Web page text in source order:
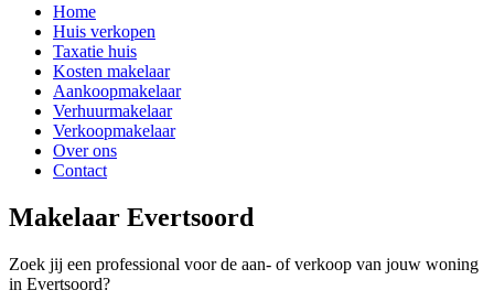
Home
Huis verkopen
Taxatie huis
Kosten makelaar
Aankoopmakelaar
Verhuurmakelaar
Verkoopmakelaar
Over ons
Contact
Makelaar Evertsoord
Zoek jij een professional voor de aan- of verkoop van jouw woning
in Evertsoord?